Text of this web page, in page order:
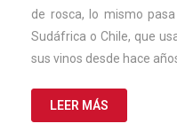
de rosca, lo mismo
Sudáfrica o Chile, que
sus vinos desde hace
LEER MÁS